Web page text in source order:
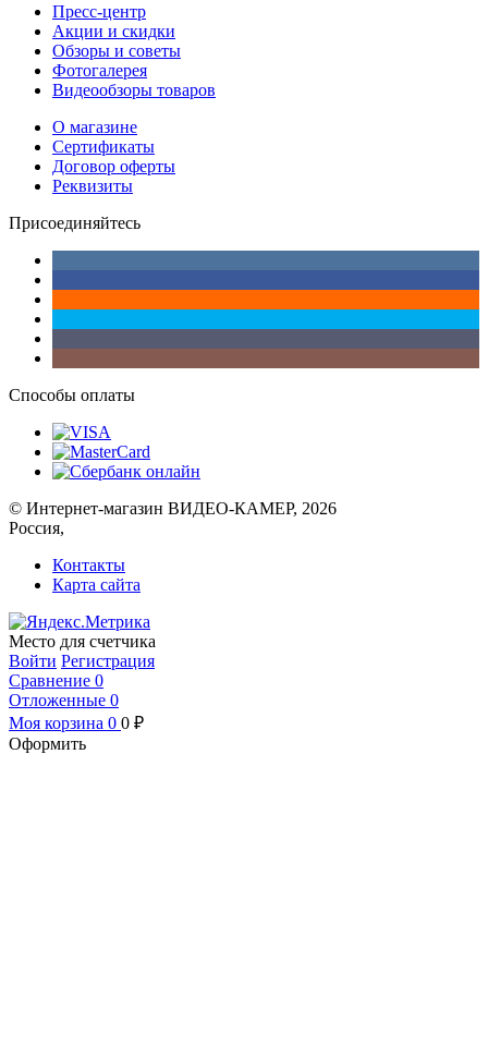
Пресс-центр
Акции и скидки
Обзоры и советы
Фотогалерея
Видеообзоры товаров
О магазине
Сертификаты
Договор оферты
Реквизиты
Присоединяйтесь
Способы оплаты
© Интернет-магазин ВИДЕО-КАМЕР, 2026
Россия,
Контакты
Карта сайта
Место для счетчика
Войти Регистрация
Сравнение 0
Отложенные 0
Моя корзина 0 0 ₽
Оформить